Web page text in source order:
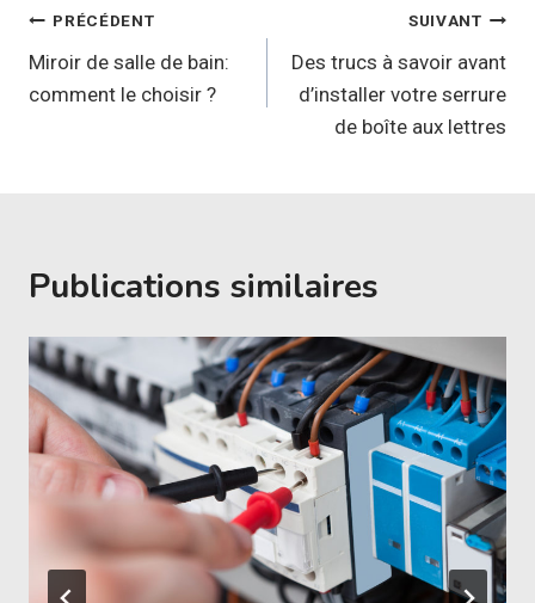
Navigation
de
l’article
PRÉCÉDENT
Miroir de salle de bain:
comment le choisir ?
SUIVANT
Des trucs à savoir avant
d’installer votre serrure
de boîte aux lettres
Publications similaires